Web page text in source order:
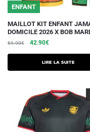
du
produit
ENFANT
MAILLOT KIT ENFANT
DOMICILE 2026 X BOB
69.90€
Le
initial
était :
42.90€Le
actuel
est :
Lire la suite